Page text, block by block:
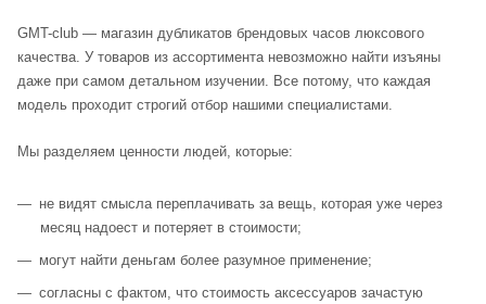
GMT-club — магазин дубликатов брендовых часов люксового
качества. У товаров из ассортимента невозможно найти изъяны
даже при самом детальном изучении. Все потому, что каждая
модель проходит строгий отбор нашими специалистами.
Мы разделяем ценности людей, которые:
не видят смысла переплачивать за вещь, которая уже через
месяц надоест и потеряет в стоимости;
могут найти деньгам более разумное применение;
согласны с фактом, что стоимость аксессуаров зачастую